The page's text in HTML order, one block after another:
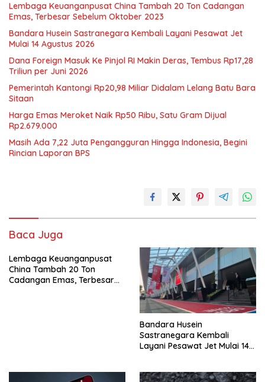
Lembaga Keuanganpusat China Tambah 20 Ton Cadangan
Emas, Terbesar Sebelum Oktober 2023
Bandara Husein Sastranegara Kembali Layani Pesawat Jet
Mulai 14 Agustus 2026
Dana Foreign Masuk Ke Pinjol RI Makin Deras, Tembus Rp17,28
Triliun per Juni 2026
Pemerintah Kantongi Rp20,98 Miliar Didalam Lelang Batu Bara
Sitaan
Harga Emas Meroket Naik Rp50 Ribu, Satu Gram Dijual
Rp2.679.000
Masih Ada 7,22 Juta Pengangguran Hingga Indonesia, Begini
Rincian Laporan BPS
Baca Juga
Lembaga Keuanganpusat
China Tambah 20 Ton
Cadangan Emas, Terbesar
Bandara Husein
Sastranegara Kembali
Layani Pesawat Jet Mulai 14